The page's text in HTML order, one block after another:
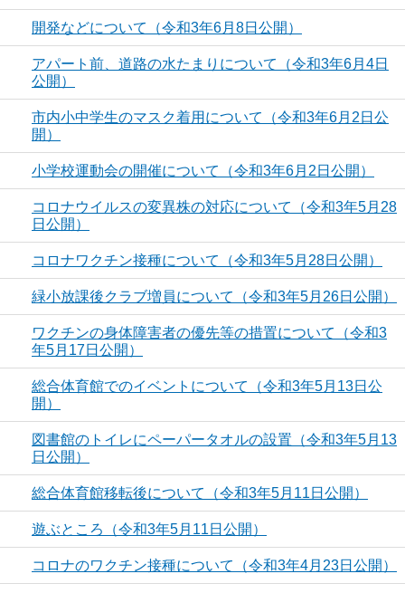
開発などについて（令和3年6月8日公開）
アパート前、道路の水たまりについて（令和3年6月4日
公開）
市内小中学生のマスク着用について（令和3年6月2日公
開）
小学校運動会の開催について（令和3年6月2日公開）
コロナウイルスの変異株の対応について（令和3年5月28
日公開）
コロナワクチン接種について（令和3年5月28日公開）
緑小放課後クラブ増員について（令和3年5月26日公開）
ワクチンの身体障害者の優先等の措置について（令和3
年5月17日公開）
総合体育館でのイベントについて（令和3年5月13日公
開）
図書館のトイレにペーパータオルの設置（令和3年5月13
日公開）
総合体育館移転後について（令和3年5月11日公開）
遊ぶところ（令和3年5月11日公開）
コロナのワクチン接種について（令和3年4月23日公開）